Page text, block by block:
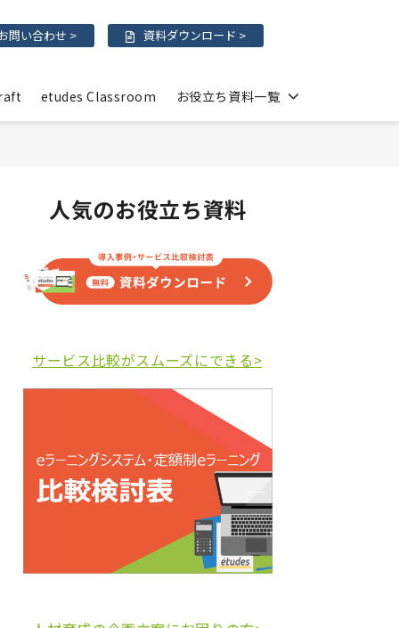
問い合わせ > 資料ダウンロード >
etudes Classroom お役立ち資料一覧
人気のお役立ち資料
サービス比較がスムーズにできる>